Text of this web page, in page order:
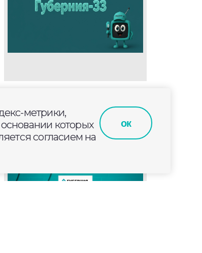
метрики,
которых
согласием на
ок